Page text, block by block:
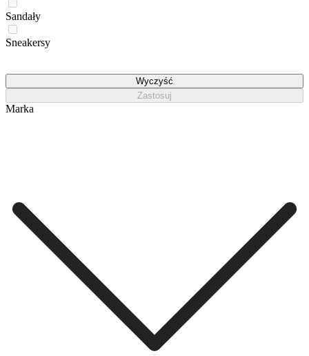
Sandały
Sneakersy
Wyczyść
Zastosuj
Marka